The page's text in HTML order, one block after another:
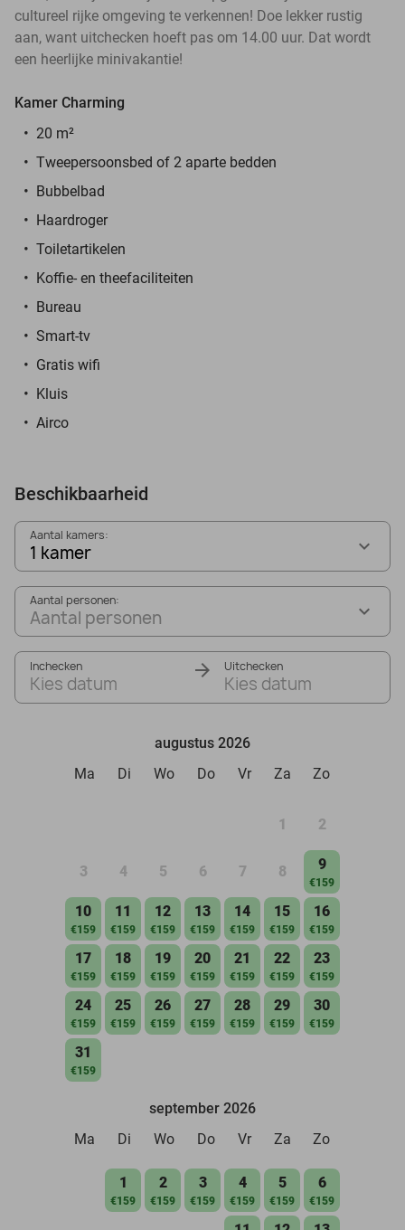
cultureel rijke omgeving te verkennen! Doe lekker rustig
aan, want uitchecken hoeft pas om 14.00 uur. Dat wordt
een heerlijke minivakantie!
Kamer Charming
20 m²
Tweepersoonsbed of 2 aparte bedden
Bubbelbad
Haardroger
Toiletartikelen
Koffie- en theefaciliteiten
Bureau
Smart-tv
Gratis wifi
Kluis
Airco
Beschikbaarheid
Aantal kamers:
1 kamer
Aantal personen:
Aantal personen
Inchecken
Kies datum
Uitchecken
Kies datum
augustus 2026
Ma
Di Wo Do Vr Za Zo
1 2
3 4 5 6 7 8 9
€159
10
€159
11
€159
12
€159
13
€159
14
€159
15
€159
16
€159
17
€159
18
€159
19
€159
20
€159
21
€159
22
€159
23
€159
24
€159
25
€159
26
€159
27
€159
28
€159
29
€159
30
€159
31
€159
september 2026
Ma
Di Wo Do Vr Za Zo
1
€159
2
€159
3
€159
4
€159
5
€159
6
€159